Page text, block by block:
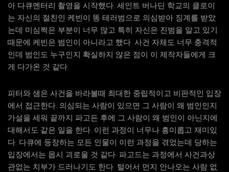
아 다큐멘터리 촬영을 시작했다. 세인트 버나딘 학교의 클로이
는 자신의 절친인 케빈이 똥 테러범으로 의심받아 징계를 받았
는데 미심쩍은 부분이 너무 많고 특히 자신은 진범을 알고 있기
때문에 케빈은 범인이 아니라고 했다. 사건 자체도 너무 충격적
인데 범인도 누구인지 확실하지 않은 점이 이 제작자들에게 크
게 다가온 것 같다.
피터와 샘은 사건을 바라볼때 최대한 중립적이고 비판적인 입장
에서 접근한다. 의심되는 사람이 있으면 그 사람이 왜 범인인지
가설을 세워 끝까지 파고든 후에 그 사람이 왜 범인이 아닌지에
대해서도 같은 일을 한다. 이런 과정이 너무나 흥미롭고 재미있
다. 다큐에 등장하는 모든 인물이 이런 과정을 겪었는데 당하는
입장에서는 몹시 괴로울 것 같다. 파고드는 과정에서 사건과상
관없는 치부가 드러나기도 한다. 털어서 먼지 안나오는 사람 없